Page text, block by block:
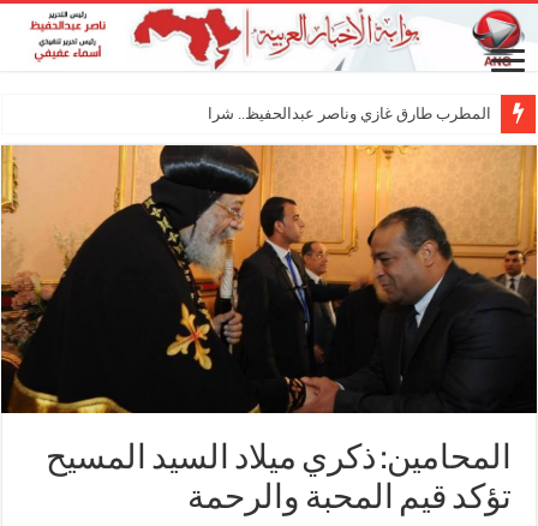
المطرب طارق غازي وناصر عبدالحفيظ.. شراكة فنية ت
المحامين: ذكري ميلاد السيد المسيح
تؤكد قيم المحبة والرحمة